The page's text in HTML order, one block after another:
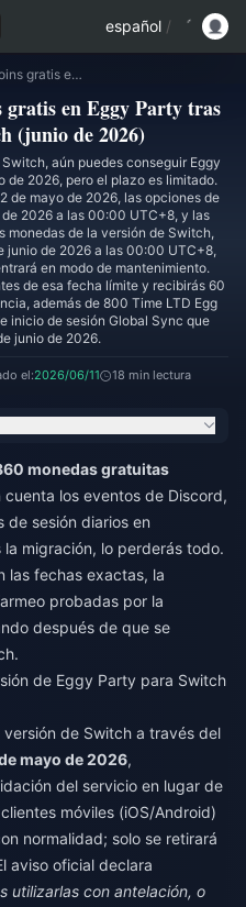
español /
Cómo obtener Eggy Coins gratis en Eggy Party tras el cierre en Switch (junio de 2026)
gratis en Eggy Party tras
(junio de 2026)
aún puedes conseguir Eggy
de 2026, pero el plazo es limitado.
de mayo de 2026, las opciones de
2026 a las 00:00 UTC+8, y las
monedas de la versión de Switch,
junio de 2026 a las 00:00 UTC+8,
en modo de mantenimiento.
de esa fecha límite y recibirás 60
además de 800 Time LTD Egg
inicio de sesión Global Sync que
junio de 2026.
el:2026/06/11 18 min lectura
monedas gratuitas
los eventos de Discord,
de sesión diarios en
migración, lo perderás todo.
las fechas exactas, la
probadas por la
después de que se
de Eggy Party para Switch
de Switch a través del
mayo de 2026,
del servicio en lugar de
móviles (iOS/Android)
normalidad; solo se retirará
aviso oficial declara
utilizarlas con antelación, o